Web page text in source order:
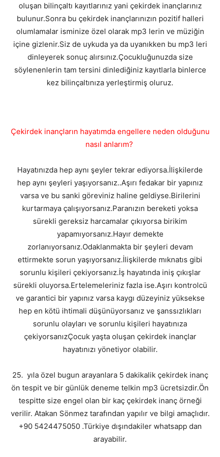
oluşan bilinçaltı kayıtlarınız yani çekirdek inançlarınız
bulunur.Sonra bu çekirdek inançlarınızın pozitif halleri
olumlamalar isminize özel olarak mp3 lerin ve müziğin
içine gizlenir.Siz de uykuda ya da uyanıkken bu mp3 leri
dinleyerek sonuç alırsınız.Çocukluğunuzda size
söylenenlerin tam tersini dinlediğiniz kayıtlarla binlerce
kez bilinçaltınıza yerleştirmiş oluruz.
Çekirdek inançların hayatımda engellere neden olduğunu
nasıl anlarım?
Hayatınızda hep aynı şeyler tekrar ediyorsa.İlişkilerde
hep aynı şeyleri yaşıyorsanız..Aşırı fedakar bir yapınız
varsa ve bu sanki göreviniz haline geldiyse.Birilerini
kurtarmaya çalışıyorsanız.Paranızın bereketi yoksa
sürekli gereksiz harcamalar çıkıyorsa birikim
yapamıyorsanız.Hayır demekte
zorlanıyorsanız.Odaklanmakta bir şeyleri devam
ettirmekte sorun yaşıyorsanız.İlişkilerde mıknatıs gibi
sorunlu kişileri çekiyorsanız.İş hayatında iniş çıkışlar
sürekli oluyorsa.Ertelemeleriniz fazla ise.Aşırı kontrolcü
ve garantici bir yapınız varsa kaygı düzeyiniz yüksekse
hep en kötü ihtimali düşünüyorsanız ve şanssızlıkları
sorunlu olayları ve sorunlu kişileri hayatınıza
çekiyorsanızÇocuk yaşta oluşan çekirdek inançlar
hayatınızı yönetiyor olabilir.
25. yıla özel bugun arayanlara 5 dakikalik çekirdek inanç
ön tespit ve bir günlük deneme telkin mp3 ücretsizdir.Ön
tespitte size engel olan bir kaç çekirdek inanç örneği
verilir. Atakan Sönmez tarafından yapılır ve bilgi amaçlıdır.
+90 5424475050 .Türkiye dışındakiler whatsapp dan
arayabilir.